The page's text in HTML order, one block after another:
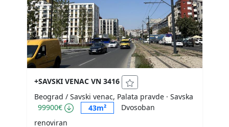
+SAVSKI VENAC VN 3416
Beograd / Savski venac, Palata pravde · Savska
99900€
43m²
Dvosoban
renoviran